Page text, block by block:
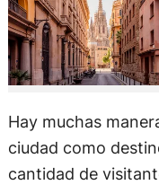
Hay muchas
ciudad como
cantidad de